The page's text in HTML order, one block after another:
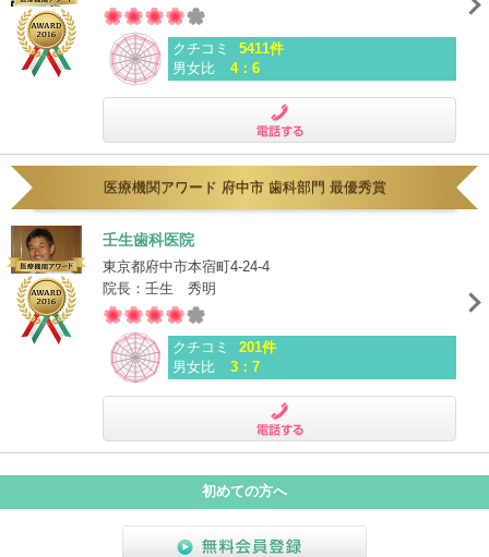
クチコミ
5411件
男女比
4：6
電話する
医療機関アワード 府中市 歯科部門 最優秀賞
壬生歯科医院
東京都府中市本宿町4-24-4
院長：壬生 秀明
クチコミ
201件
男女比
3：7
電話する
初めての方へ